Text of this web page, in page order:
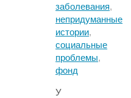
заболевания,
непридуманные
истории,
социальные
проблемы,
фонд
У